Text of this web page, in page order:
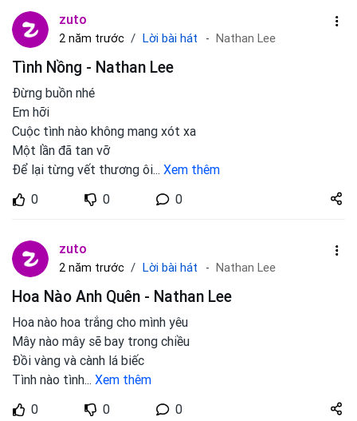
zuto
2 năm trước Lời bài hát Nathan Lee
Tình Nồng - Nathan Lee
Đừng buồn nhé
Em hỡi
Cuộc tình nào không mang xót xa
Một lần đã tan vỡ
Để lại từng vết thương ôi... Xem thêm
0
0 0
Share
zuto.vn
zuto
2 năm trước Lời bài hát Nathan Lee
Hoa Nào Anh Quên - Nathan Lee
Hoa nào hoa trắng cho mình yêu
Mây nào mây sẽ bay trong chiều
Đồi vàng và cành lá biếc
Tình nào tình... Xem thêm
0
0 0
Share
zuto.vn